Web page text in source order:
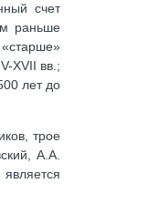
счет
раньше
«старше»
XVII вв.;
лет до
трое
А.А.